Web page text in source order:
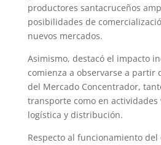
productores santacruceños
posibilidades de
nuevos mercados.
Asimismo, destacó el impacto
comienza a observarse a partir
del Mercado Concentrador,
transporte como en actividades
logística y distribución.
Respecto al funcionamiento